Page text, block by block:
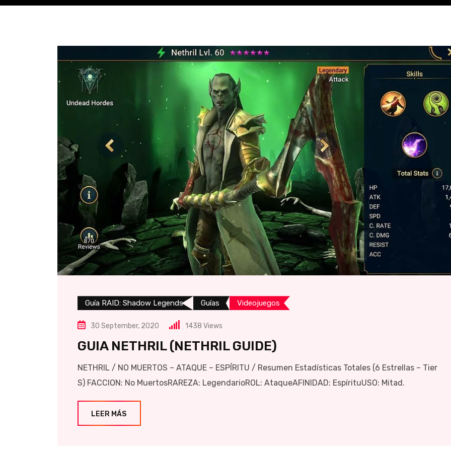
Guía RAID: Shadow Legends Guías Videojuegos
30 September, 2020 1438 Views
GUIA NETHRIL (NETHRIL GUIDE)
NETHRIL / NO MUERTOS – ATAQUE – ESPÍRITU / Resumen Estadísticas Totales (6 Estrellas – Tier
S) FACCION: No MuertosRAREZA: LegendarioROL: AtaqueAFINIDAD: EspírituUSO: Mitad.
LEER MÁS